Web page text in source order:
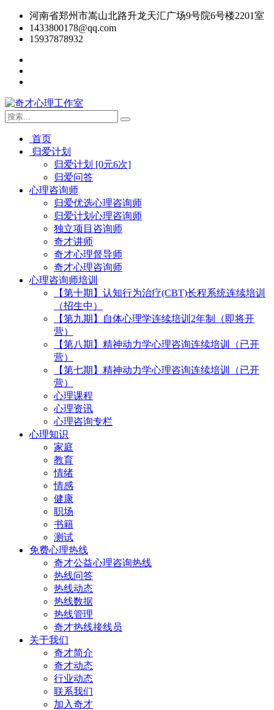
河南省郑州市嵩山北路升龙天汇广场9号院6号楼2201室
1433800178@qq.com
15937878932
首页
归爱计划
归爱计划 [0元6次]
归爱问答
心理咨询师
归爱优选心理咨询师
归爱计划心理咨询师
独立项目咨询师
奇才讲师
奇才心理督导师
奇才心理咨询师
心理咨询师培训
【第十期】认知行为治疗(CBT)长程系统连续培训
（招生中）
【第九期】自体心理学连续培训2年制（即将开
营）
【第八期】精神动力学心理咨询连续培训（已开
营）
【第七期】精神动力学心理咨询连续培训（已开
营）
心理课程
心理资讯
心理咨询专栏
心理知识
家庭
教育
情绪
情感
健康
职场
书籍
测试
免费心理热线
奇才公益心理咨询热线
热线问答
热线动态
热线数据
热线管理
奇才热线接线员
关于我们
奇才简介
奇才动态
行业动态
联系我们
加入奇才